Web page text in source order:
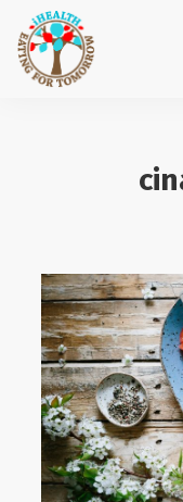
CONSILIERE NUTRIȚIE
CONTACT